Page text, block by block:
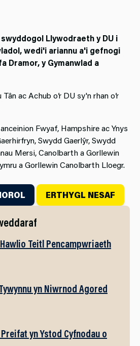
Llywodraeth y DU i
wedi'i ariannu a'i gefnogi
Dramor, y Gymanwlad a
ac Achub o’r DU sy'n rhan o’r
Fwyaf, Hampshire ac Ynys
Swydd Gaerlŷr, Swydd
Mersi, Canolbarth a Gorllewin
a Gorllewin Canolbarth Lloegr.
ERTHYGL NESAF
Teitl Pencampwriaeth
yn Niwrnod Agored
yn Ystod Cyfnodau o